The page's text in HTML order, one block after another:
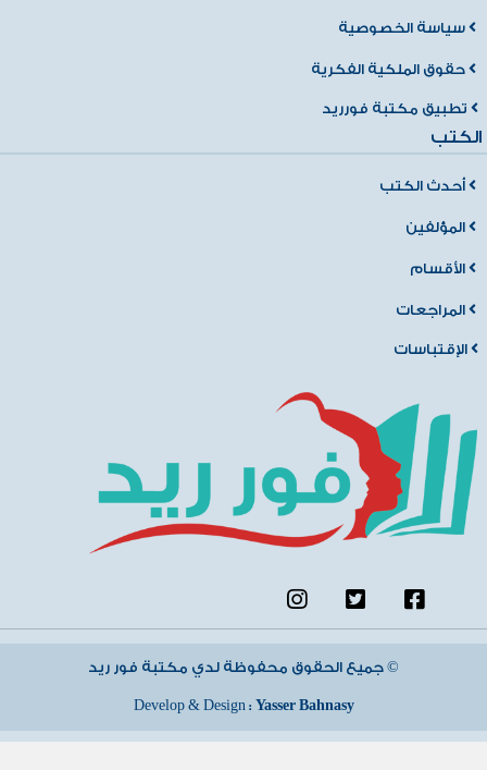
سياسة الخصوصية
حقوق الملكية الفكرية
تطبيق مكتبة فورريد
الكتب
أحدث الكتب
المؤلفين
الأقسام
المراجعات
الإقتباسات
جميع الحقوق محفوظة لدي مكتبة فور ريد ©
Develop & Design : Yasser Bahnasy